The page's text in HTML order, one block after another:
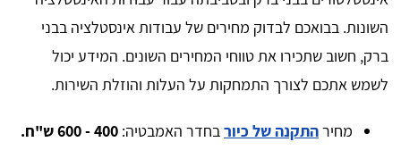
השונות. בבואכם לבדוק מחירים של עבודות אינסטלציה בבני
ברק, חשוב שתכירו את טווחי המחירים השונים. המידע יכול
לשמש אתכם לצורך התמחקות על העלות והוזלת השירות.
מחירהתקנה של כיורבחדר האמבטיה: 400 - 600 ש"ח.